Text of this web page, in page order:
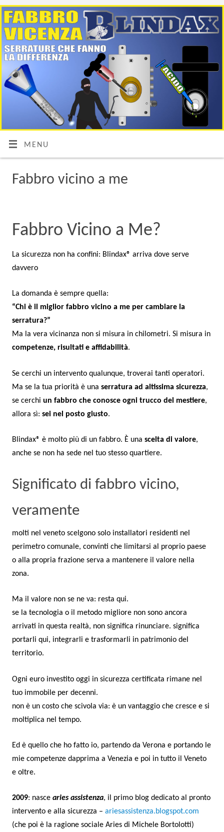
MENU
Fabbro vicino a me
Fabbro Vicino a Me?
La sicurezza non ha confini: Blindax® arriva dove serve
davvero
La domanda è sempre quella:
“Chi è il miglior fabbro vicino a me per cambiare la
serratura?”
Ma la vera vicinanza non si misura in chilometri. Si misura in
competenze, risultati e affidabilità.
Se cerchi un intervento qualunque, troverai tanti operatori.
Ma se la tua priorità è unaserratura ad altissima sicurezza,
se cerchiun fabbro che conosce ogni trucco del mestiere,
allora sì:sei nel posto giusto.
Blindax® è molto più di un fabbro. È unascelta di valore,
anche se non ha sede nel tuo stesso quartiere.
Significato di fabbro vicino,
veramente
molti nel veneto scelgono solo installatori residenti nel
perimetro comunale, convinti che limitarsi al proprio paese
o alla propria frazione serva a mantenere il valore nella
zona.
Ma il valore non se ne va: resta qui.
se la tecnologia o il metodo migliore non sono ancora
arrivati in questa realtà, non significa rinunciare. significa
portarli qui, integrarli e trasformarli in patrimonio del
territorio.
Ogni euro investito oggi in sicurezza certificata rimane nel
tuo immobile per decenni.
non è un costo che scivola via: è un vantaggio che cresce e si
moltiplica nel tempo.
Ed è quello che ho fatto io, partendo da Verona e portando le
mie competenze dapprima a Venezia e poi in tutto il Veneto
e oltre.
2009: nascearies assistenza, il primo blog dedicato al pronto
intervento e alla sicurezza –ariesassistenza.blogspot.com
(che poi è la ragione sociale Aries di Michele Bortolotti)